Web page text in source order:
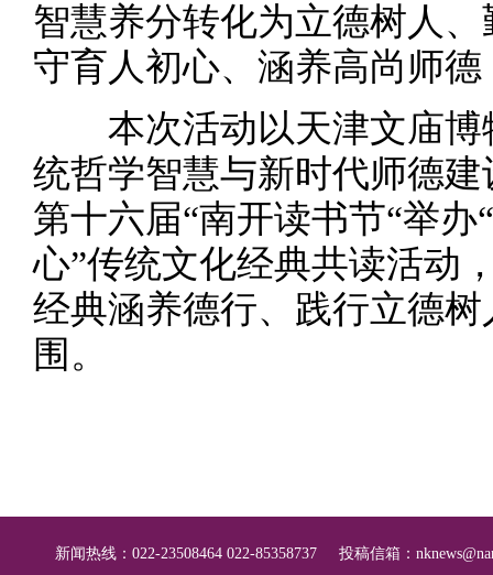
智慧养分转化为立德树人
守育人初心、涵养高尚师
本次活动以天津文庙博
统哲学智慧与新时代师德
第十六届“南开读书节“举
心”传统文化经典共读活动
经典涵养德行、践行立德
围。
新闻热线：022-23508464 022-85358737 投稿信箱：